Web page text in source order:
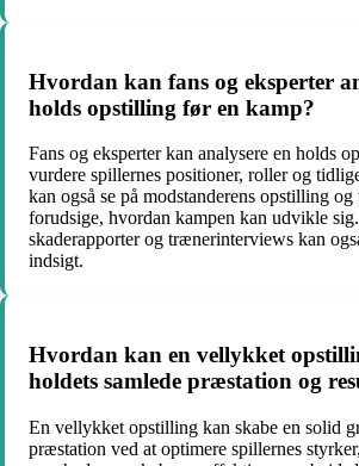
Hvordan kan fans og eksperter
holds opstilling før en kamp?
Fans og eksperter kan analysere en holds
vurdere spillernes positioner, roller og
kan også se på modstanderens opstilling
forudsige, hvordan kampen kan udvikle
skaderapporter og trænerinterviews kan
indsigt.
Hvordan kan en vellykket
holdets samlede præstation og
En vellykket opstilling kan skabe en solid
præstation ved at optimere spillernes